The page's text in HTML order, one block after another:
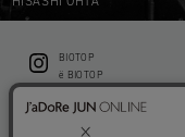
BIOTOP
ë BIOTOP
KEEP GREEN BIOTOP
RAMUSIO BIOTOP FUKUOKA